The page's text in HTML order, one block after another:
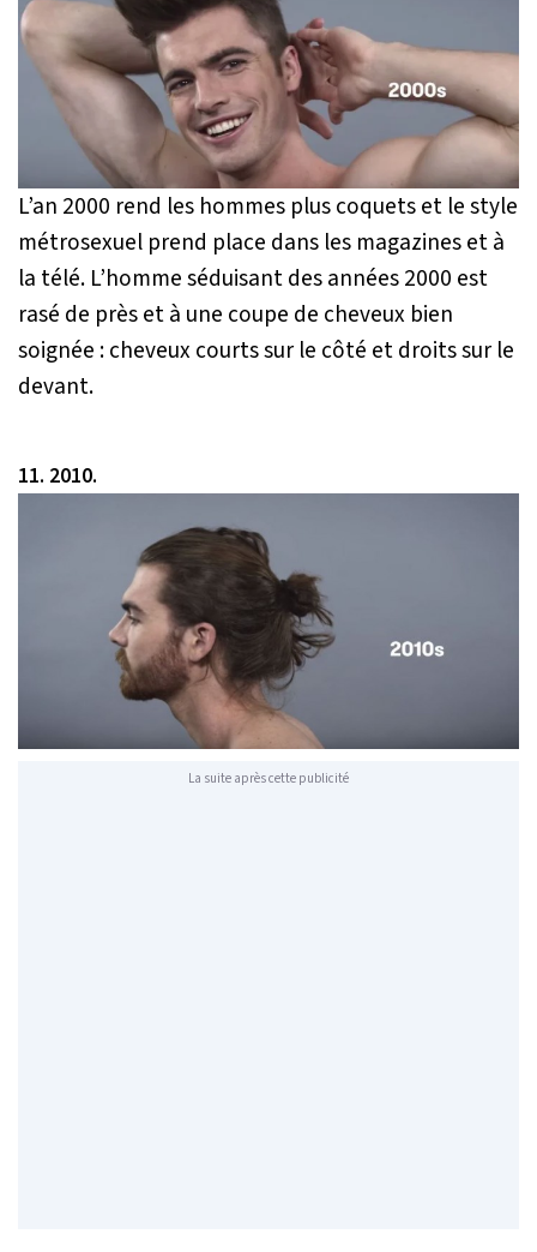
L’an 2000 rend les hommes plus coquets et le style
métrosexuel prend place dans les magazines et à
la télé. L’homme séduisant des années 2000 est
rasé de près et à une coupe de cheveux bien
soignée : cheveux courts sur le côté et droits sur le
devant.
11. 2010.
La suite après cette publicité